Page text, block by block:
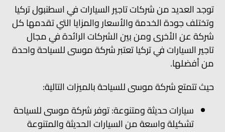
توجد العديد من شركات تاجير السيارات في اسطنبول تركيا
وتختلف جودة الخدمة والأسعار والمزايا التي تقدمها كل
شركة عن الأخرى ومن بين الشركات الرائدة في مجال
تاجير السيارات في تركيا تعتبر شركة موسى للسياحة واحدة
من أفضلها.
حيث تتمتع شركة موسى للسياحة بالميزات التالية:
سيارات حديثة ومتنوعة: توفر شركة موسى للسياحة
تشكيلة واسعة من السيارات الحديثة والمتنوعة